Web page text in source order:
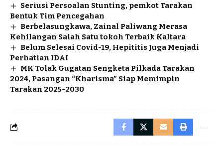
Seriusi Persoalan Stunting, pemkot Tarakan
Bentuk Tim Pencegahan
Berbelasungkawa, Zainal Paliwang Merasa
Kehilangan Salah Satu tokoh Terbaik Kaltara
Belum Selesai Covid-19, Hepititis Juga Menjadi
Perhatian IDAI
MK Tolak Gugatan Sengketa Pilkada Tarakan
2024, Pasangan “Kharisma” Siap Memimpin
Tarakan 2025-2030